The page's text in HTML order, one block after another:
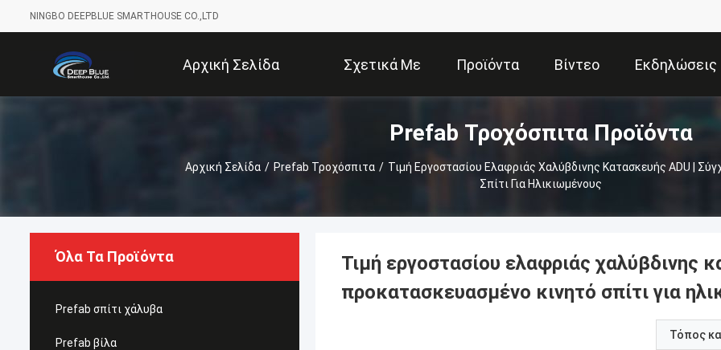
NINGBO DEEPBLUE SMARTHOUSE CO.,LTD
Αρχική Σελίδα Σχετικά Με
Εμάς
Προϊόντα Βίντεο Εκδηλώσεις
Prefab Τροχόσπιτα Προϊόντα
Αρχική Σελίδα / Prefab Τροχόσπιτα / Τιμή Εργοστασίου Ελαφριάς Χαλύβδινης Κατασκευής ADU |
Σπίτι Για Ηλικιωμένους
Όλα Τα Προϊόντα
Prefab σπίτι χάλυβα
Prefab βίλα
Τιμή εργοστασίου ελαφριάς χαλύβδινης
προκατασκευασμένο κινητό σπίτι για
Τόπος